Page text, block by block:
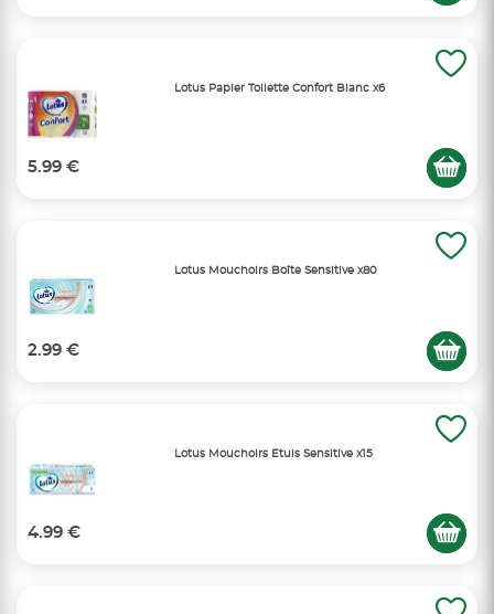
Lotus Papier Toilette Confort Blanc x6
5.99 €
Lotus Mouchoirs Boîte Sensitive x80
2.99 €
Lotus Mouchoirs Etuis Sensitive x15
4.99 €